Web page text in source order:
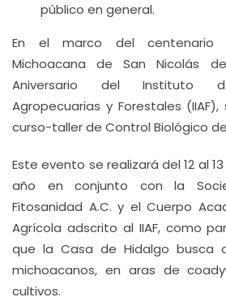
público en general.
En el marco del centenario
Michoacana de San Nicolás
Aniversario del Instituto
Agropecuarias y Forestales
curso-taller de Control Biológico
Este evento se realizará del 12 al
año en conjunto con la
Fitosanidad A.C. y el Cuerpo
Agrícola adscrito al IIAF, como
que la Casa de Hidalgo busca
michoacanos, en aras de
cultivos.